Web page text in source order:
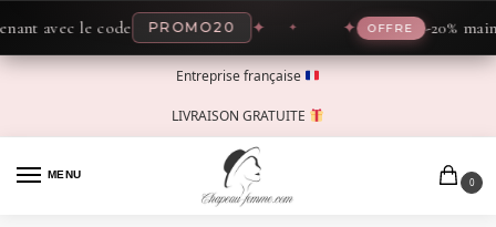
avec le code PROMO20 ✦ OFFRE -20%
Entreprise française
LIVRAISON GRATUITE
MENU
0